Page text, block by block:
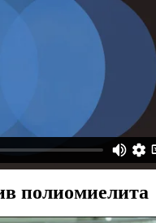
полиомиелита